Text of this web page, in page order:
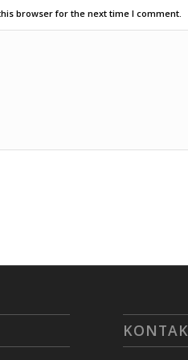
browser for the next time I comment.
KONTAK